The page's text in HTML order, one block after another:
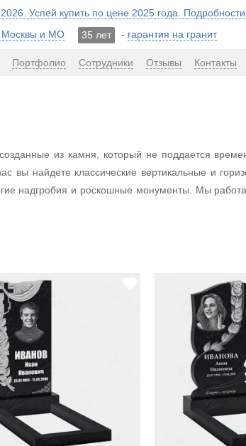
Успей купить по цене 2025 года.
Москвы и МО 35 лет - гарантия на гранит
Портфолио Сотрудники Отзывы Контакты
из камня, который не поддается
найдете классические вертикальные и
надгробия и роскошные монументы. Мы